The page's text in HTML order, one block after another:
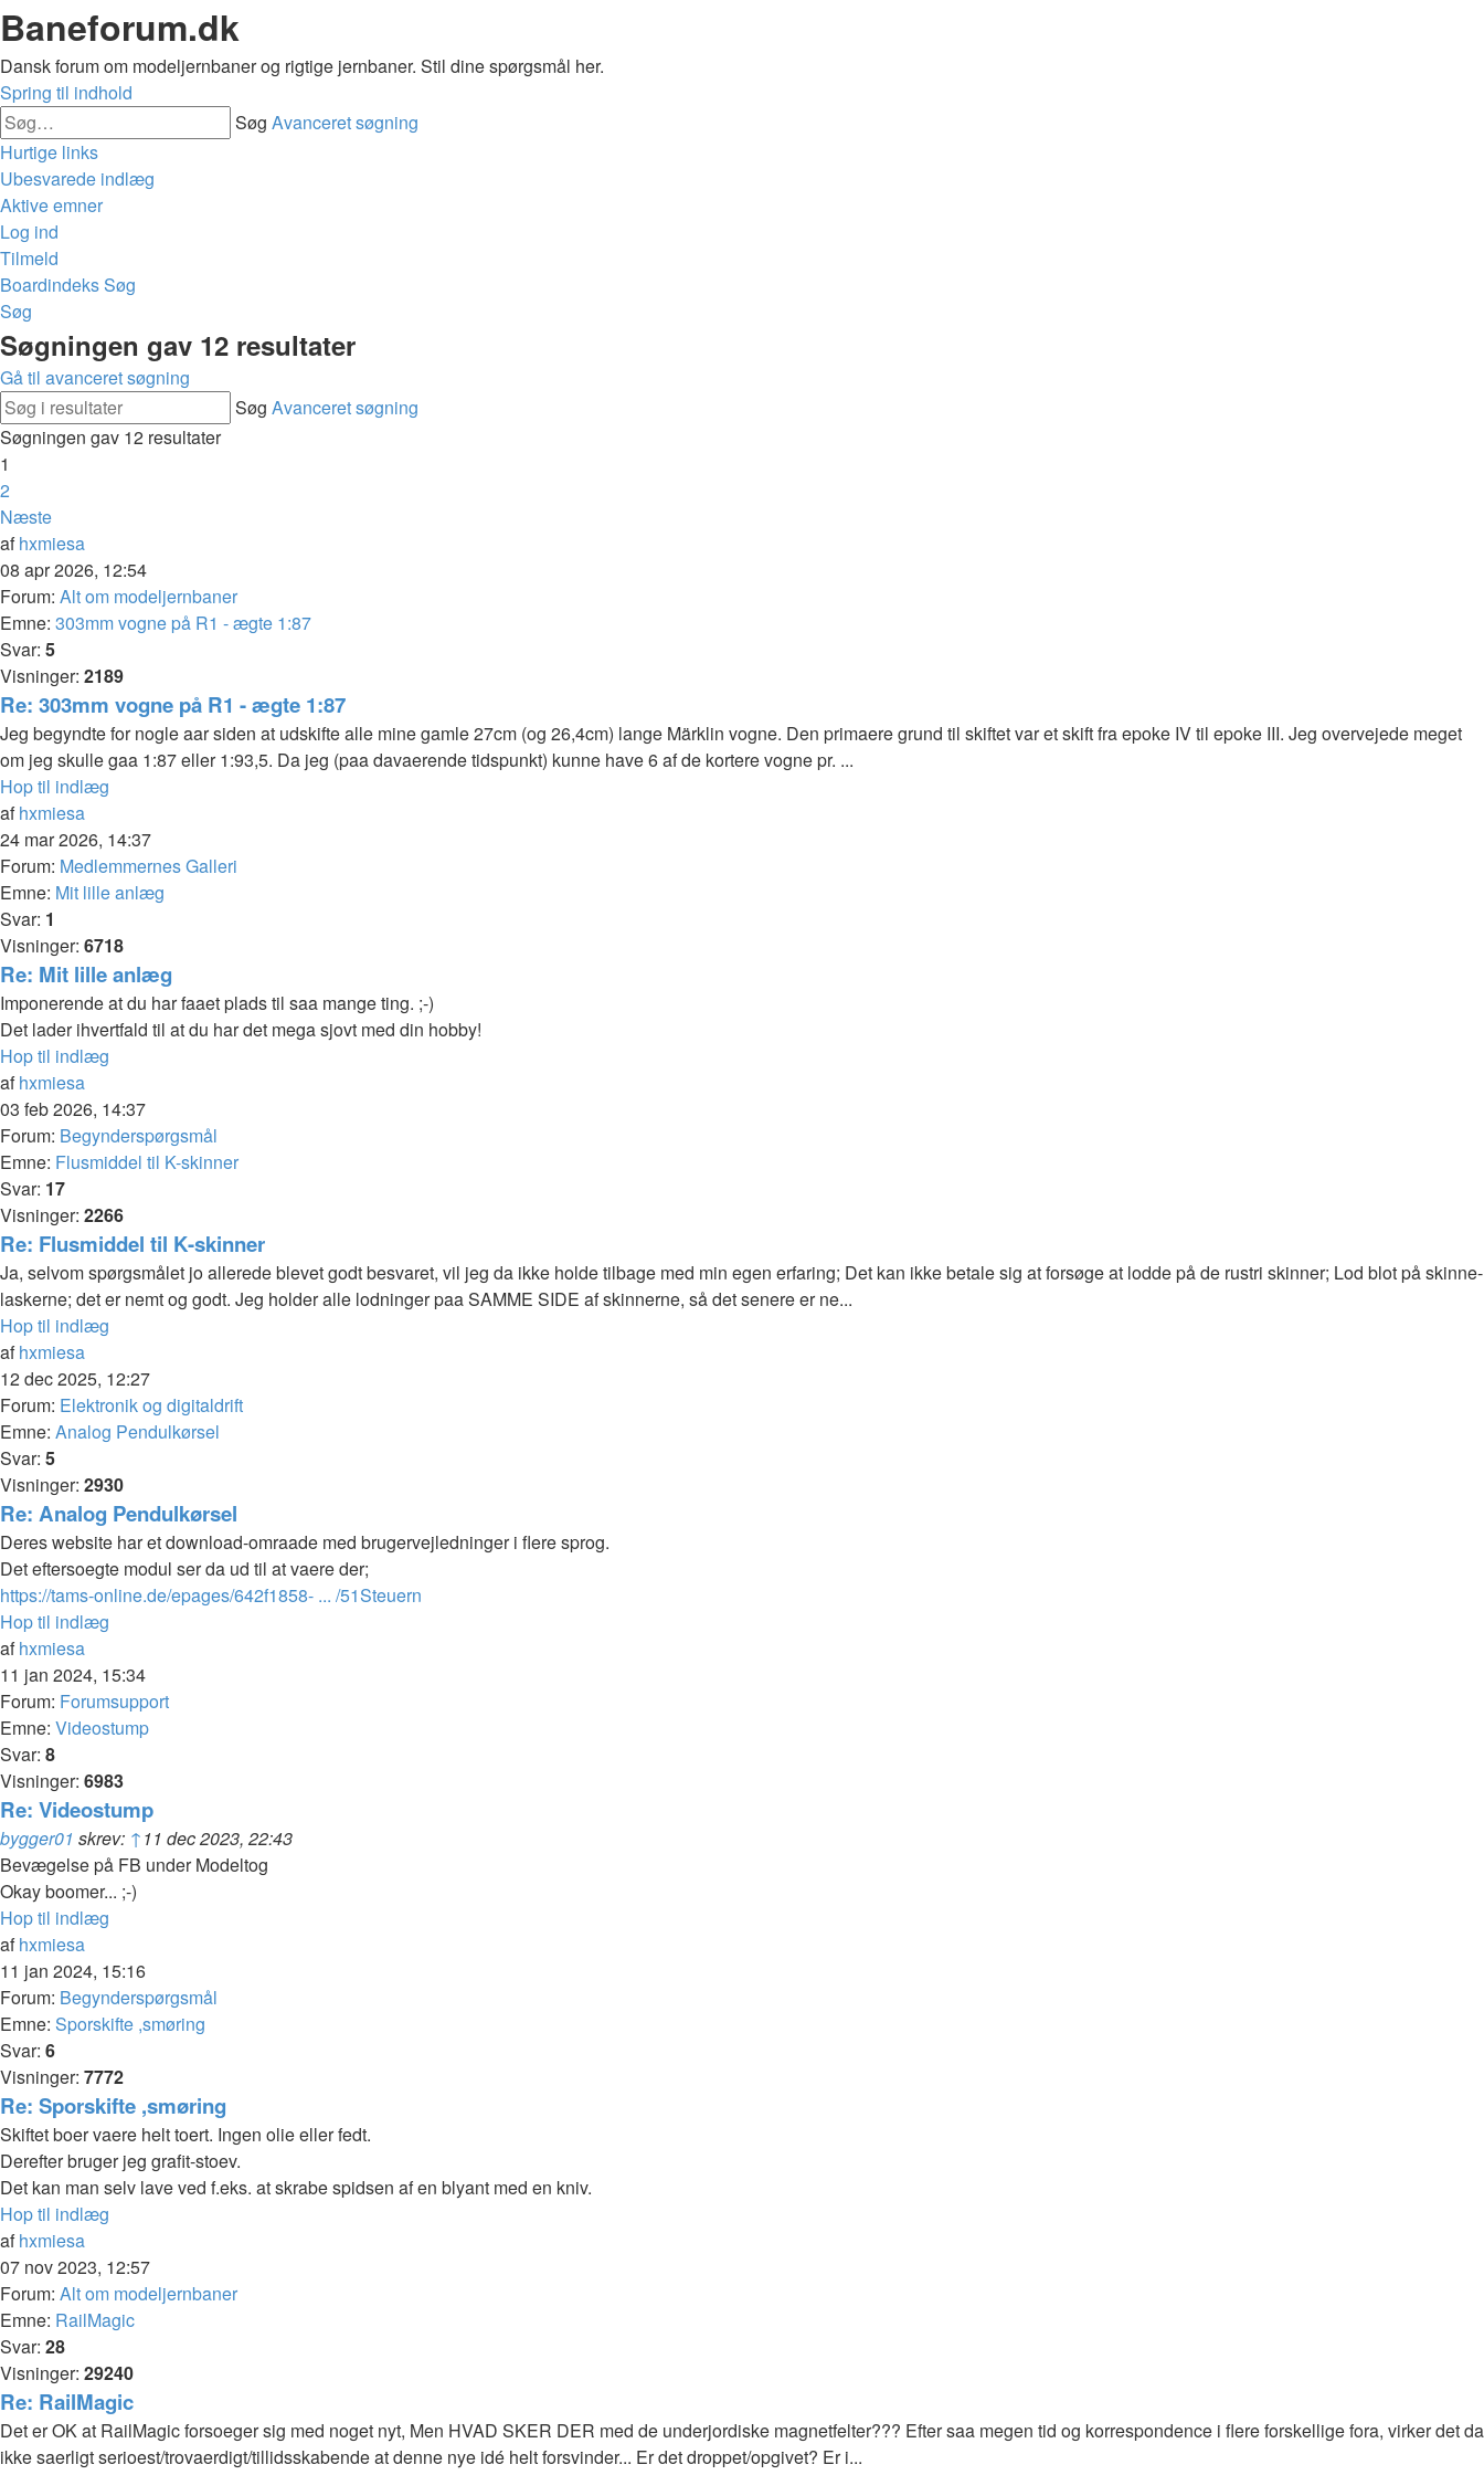
Baneforum.dk
Dansk forum om modeljernbaner og rigtige jernbaner. Stil dine spørgsmål her.
Spring til indhold
Søg Avanceret søgning
Hurtige links
Ubesvarede indlæg
Aktive emner
Log ind
Tilmeld
BoardindeksSøg
Søg
Søgningen gav 12 resultater
Gå til avanceret søgning
Søg Avanceret søgning
Søgningen gav 12 resultater
1
2
Næste
afhxmiesa
08 apr 2026, 12:54
Forum: Alt om modeljernbaner
Emne: 303mm vogne på R1 - ægte 1:87
Svar: 5
Visninger: 2189
Re: 303mm vogne på R1 - ægte 1:87
Jeg begyndte for nogle aar siden at udskifte alle mine gamle 27cm (og 26,4cm) lange Märklin vogne. Den primaere grund til skiftet var et skift fra epoke IV til epoke III. Jeg overvejede meget
om jeg skulle gaa 1:87 eller 1:93,5. Da jeg (paa davaerende tidspunkt) kunne have 6 af de kortere vogne pr. ...
Hop til indlæg
afhxmiesa
24 mar 2026, 14:37
Forum: Medlemmernes Galleri
Emne: Mit lille anlæg
Svar: 1
Visninger: 6718
Re: Mit lille anlæg
Imponerende at du har faaet plads til saa mange ting. ;-)
Det lader ihvertfald til at du har det mega sjovt med din hobby!
Hop til indlæg
afhxmiesa
03 feb 2026, 14:37
Forum: Begynderspørgsmål
Emne: Flusmiddel til K-skinner
Svar: 17
Visninger: 2266
Re: Flusmiddel til K-skinner
Ja, selvom spørgsmålet jo allerede blevet godt besvaret, vil jeg da ikke holde tilbage med min egen erfaring; Det kan ikke betale sig at forsøge at lodde på de rustri skinner; Lod blot på skinne-
laskerne; det er nemt og godt. Jeg holder alle lodninger paa SAMME SIDE af skinnerne, så det senere er ne...
Hop til indlæg
afhxmiesa
12 dec 2025, 12:27
Forum: Elektronik og digitaldrift
Emne: Analog Pendulkørsel
Svar: 5
Visninger: 2930
Re: Analog Pendulkørsel
Deres website har et download-omraade med brugervejledninger i flere sprog.
Det eftersoegte modul ser da ud til at vaere der;
https://tams-online.de/epages/642f1858- ... /51Steuern
Hop til indlæg
afhxmiesa
11 jan 2024, 15:34
Forum: Forumsupport
Emne: Videostump
Svar: 8
Visninger: 6983
Re: Videostump
bygger01 skrev: ↑11 dec 2023, 22:43
Bevægelse på FB under Modeltog
Okay boomer... ;-)
Hop til indlæg
afhxmiesa
11 jan 2024, 15:16
Forum: Begynderspørgsmål
Emne: Sporskifte ,smøring
Svar: 6
Visninger: 7772
Re: Sporskifte ,smøring
Skiftet boer vaere helt toert. Ingen olie eller fedt.
Derefter bruger jeg grafit-stoev.
Det kan man selv lave ved f.eks. at skrabe spidsen af en blyant med en kniv.
Hop til indlæg
afhxmiesa
07 nov 2023, 12:57
Forum: Alt om modeljernbaner
Emne: RailMagic
Svar: 28
Visninger: 29240
Re: RailMagic
Det er OK at RailMagic forsoeger sig med noget nyt, Men HVAD SKER DER med de underjordiske magnetfelter??? Efter saa megen tid og korrespondence i flere forskellige fora, virker det da
ikke saerligt serioest/trovaerdigt/tillidsskabende at denne nye idé helt forsvinder... Er det droppet/opgivet? Er i...